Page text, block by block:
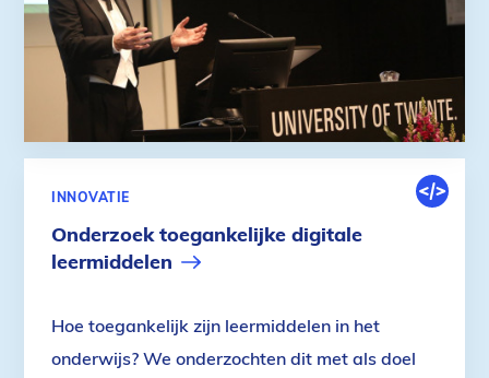
Onderzoek toegankelijke digitale
leermiddelen
INNOVATIE
DIGITALE
Hoe toegankelijk zijn leermiddelen in het
onderwijs? We onderzochten dit met als doel